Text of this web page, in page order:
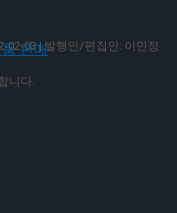
와의 콜라보 제품 판매
와의 콜라보 제품 판매
02-03 | 발행인/편집인: 이민정
니다.